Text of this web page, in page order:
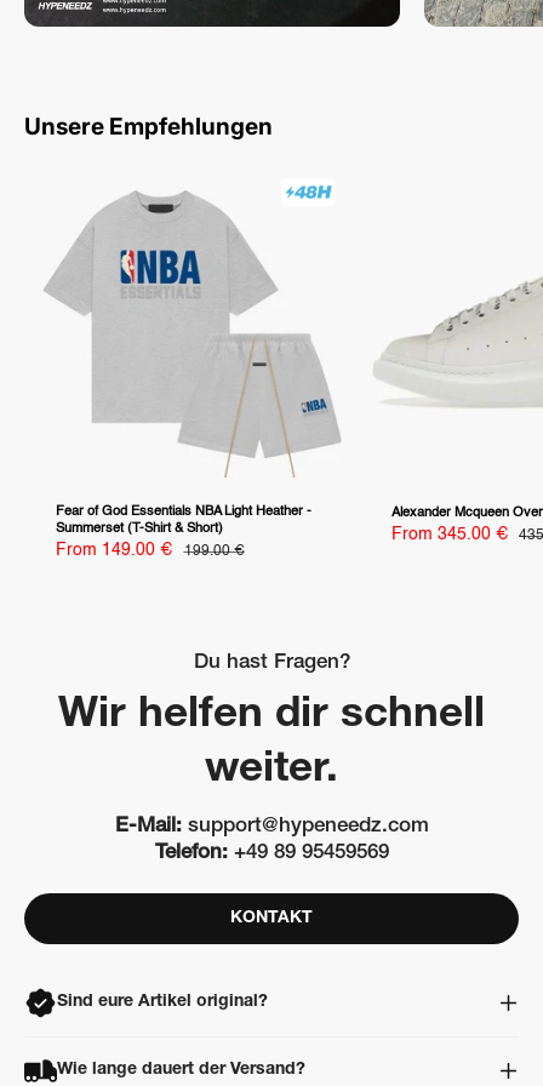
Unsere Empfehlungen
Fear of God Essentials NBA Light Heather -
Summerset (T-Shirt & Short)
Sale
From 149.00 €
Regular
199.00 €
Alexander Mcqueen
Sale
From 345.00 €
Du hast Fragen?
Wir helfen dir schnell
weiter.
E-Mail: support@hypeneedz.com
Telefon:+49 89 95459569
KONTAKT
Sind eure Artikel original?
Artikel wird vor dem Versand professionell geprüft und
Wie lange dauert der Versand?